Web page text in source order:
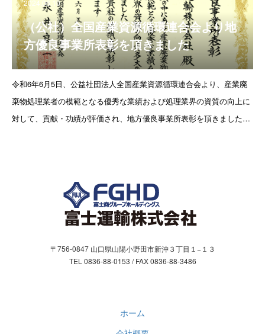
先輩社員の声
お問合わせ
お問い合わせフォーム
2024.06.10
（公社）全国産業資源循環連合会より地
方優良事業所表彰を頂きました
令和6年6月5日、公益社団法人全国産業資源循環連合会より、産業廃
棄物処理業者の模範となる優秀な業績および処理業界の資質の向上に
対して、貢献・功績が評価され、地方優良事業所表彰を頂きました。
〒756-0847 山口県山陽小野田市新沖３丁目１−１３
TEL 0836-88-0153 / FAX 0836-88-3486
ホーム